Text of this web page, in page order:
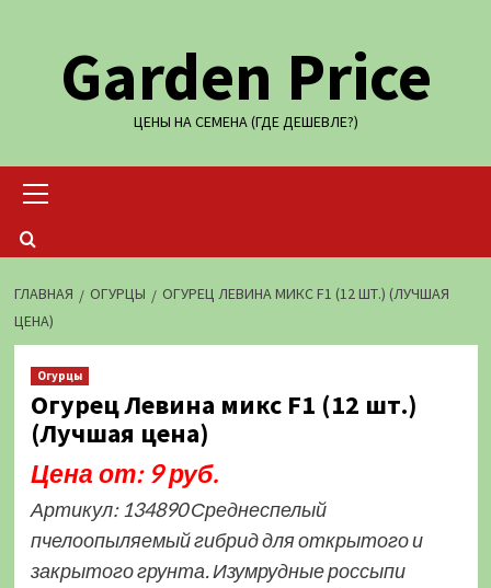
содержимомуGarden Price
ЦЕНЫ НА СЕМЕНА (ГДЕ ДЕШЕВЛЕ?)
меню
ГЛАВНАЯ ОГУРЦЫ
ОГУРЕЦ ЛЕВИНА МИКС F1 (12 ШТ.) (ЛУЧШАЯ
ЦЕНА)
Огурцы
Огурец Левина микс F1 (12 шт.)
(Лучшая цена)
Цена от: 9 руб.
Артикул: 134890 Среднеспелый
пчелоопыляемый гибрид для открытого и
закрытого грунта. Изумрудные россыпи